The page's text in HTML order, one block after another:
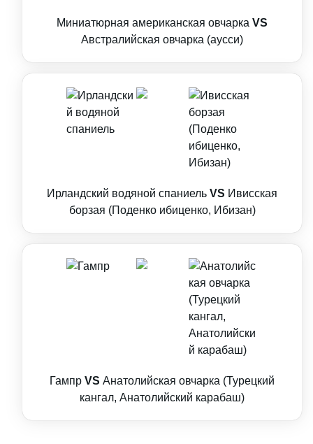
Миниатюрная американская овчарка VS
Австралийская овчарка (аусси)
Ирландский водяной спаниель VS Ивисская
борзая (Поденко ибиценко, Ибизан)
Гампр VS Анатолийская овчарка (Турецкий
кангал, Анатолийский карабаш)